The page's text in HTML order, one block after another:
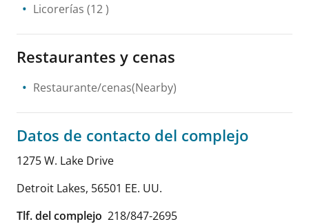
Licorerías (12 )
Restaurantes y cenas
Restaurante/cenas(Nearby)
Datos de contacto del complejo
1275 W. Lake Drive
Detroit Lakes, 56501 EE. UU.
Tlf. del complejo 218/847-2695